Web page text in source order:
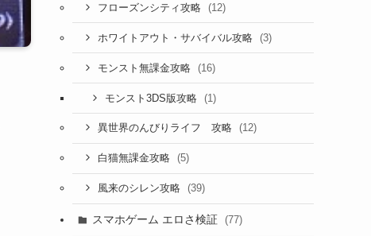
フローズンシティ攻略 (12)
ホワイトアウト・サバイバル攻略 (3)
モンスト無課金攻略 (16)
モンスト3DS版攻略 (1)
異世界のんびりライフ 攻略 (12)
白猫無課金攻略 (5)
風来のシレン攻略 (39)
スマホゲーム エロさ検証 (77)